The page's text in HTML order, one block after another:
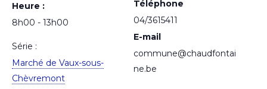
Heure :
8h00 - 13h00
Série :
Marché de Vaux-sous-
Chèvremont
Téléphone
04/3615411
E-mail
commune@chaudfontai
ne.be